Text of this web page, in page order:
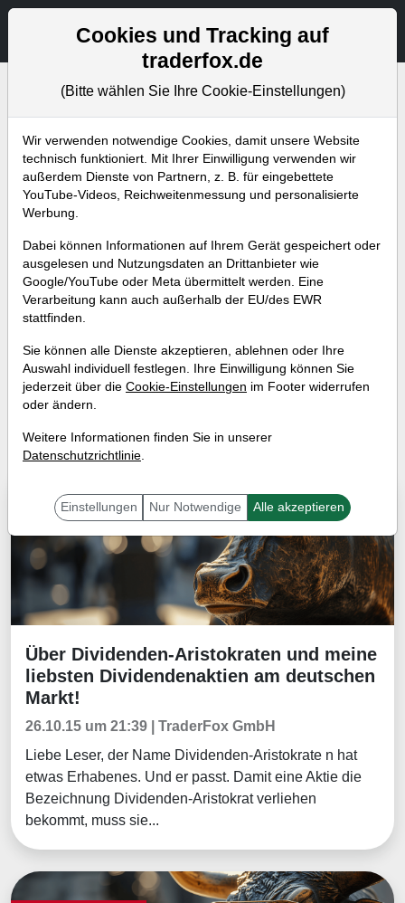
Aktien- und Artikelsuche
Börsenmagazine
Abonniere jetzt unseren wöchentlichen
neuen Aktienanalysen oder
Weiterentwicklungen zu verpassen.
Alle ArtikelAktuellesWeekly BriefingTrader-Blog
Börsenmagazine
Börsenmagazine
Über Dividenden-Aristokraten und meine
liebsten Dividendenaktien am deutschen
Markt!
26.10.15 um 21:39 | TraderFox GmbH
Liebe Leser, der Name Dividenden-Aristokrate n hat
etwas Erhabenes. Und er passt. Damit eine Aktie die
Bezeichnung Dividenden-Aristokrat verliehen
bekommt, muss sie...
Cookies und Tracking auf
traderfox.de
(Bitte wählen Sie Ihre Cookie-Einstellungen)
Wir verwenden notwendige Cookies, damit unsere Website
technisch funktioniert. Mit Ihrer Einwilligung verwenden wir
außerdem Dienste von Partnern, z. B. für eingebettete
YouTube-Videos, Reichweitenmessung und personalisierte
Werbung.
Dabei können Informationen auf Ihrem Gerät gespeichert oder
ausgelesen und Nutzungsdaten an Drittanbieter wie
Google/YouTube oder Meta übermittelt werden. Eine
Verarbeitung kann auch außerhalb der EU/des EWR
stattfinden.
Sie können alle Dienste akzeptieren, ablehnen oder Ihre
Auswahl individuell festlegen. Ihre Einwilligung können Sie
jederzeit über die Cookie-Einstellungen im Footer widerrufen
oder ändern.
Weitere Informationen finden Sie in unserer
Datenschutzrichtlinie.
Einstellungen Nur Notwendige Alle akzeptieren